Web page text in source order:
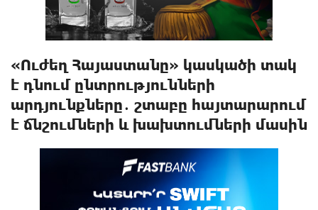
«Ուժեղ Հայաստանը» կասկածի տակ
է դնում ընտրությունների
արդյունքները․ շտաբը հայտարարում
է ճնշումների և խախտումների մասին